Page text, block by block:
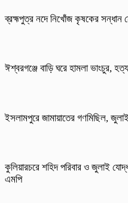
ব্রহ্মপুত্র নদে নিখোঁজ কৃষকের সন্ধান
ঈশ্বরগঞ্জে বাড়ি ঘরে হামলা ভাংচুর,
ইসলামপুরে জামায়াতের গণমিছিল,
কুলিয়ারচরে শহিদ পরিবার ও জুলাই
এমপি